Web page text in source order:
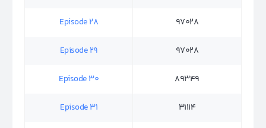
97028
Episode 28
97028
Episode 29
89349
Episode 30
31114
Episode 31